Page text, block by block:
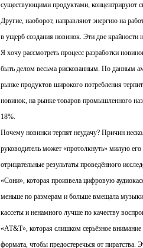
существующими продуктами, концентрируют
Другие, наоборот, направляют энергию на
в ущерб создания новинок. Эти две крайности
Я хочу рассмотреть процесс разработки
быть делом весьма рискованным. По данным
рынке продуктов широкого потребления
новинок, на рынке товаров промышленного
18%.
Почему новинки терпят неудачу? Причин
руководитель может «протолкнуть» милую
отрицательные результаты проведённого
«Сони», которая произвела цифровую
меньше по размерам и больше вмещала
кассеты и ненамного лучше по качеству
«АТ&Т», которая слишком серьёзное внимание
формата, чтобы предостеречься от пиратства.